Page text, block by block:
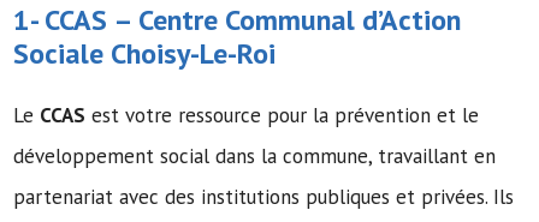
1-CCAS – Centre Communal d’Action
Sociale Choisy-Le-Roi
Le CCAS est votre ressource pour la prévention et le
développement social dans la commune, travaillant en
partenariat avec des institutions publiques et privées. Ils